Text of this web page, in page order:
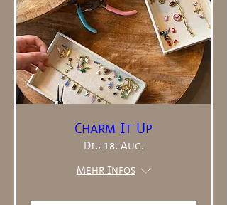
Charm It Up
Di., 18. Aug.
Mehr Infos